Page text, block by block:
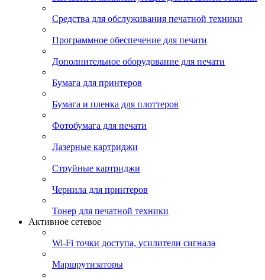
Средства для обслуживания печатной техники
Программное обеспечение для печати
Дополнительное оборудование для печати
Бумага для принтеров
Бумага и пленка для плоттеров
Фотобумага для печати
Лазерные картриджи
Струйные картриджи
Чернила для принтеров
Тонер для печатной техники
Активное сетевое
Wi-Fi точки доступа, усилители сигнала
Маршрутизаторы